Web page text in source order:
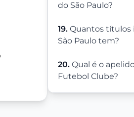
do São Paulo?
19. Quantos títulos
São Paulo tem?
20. Qual é o
Futebol Clube?